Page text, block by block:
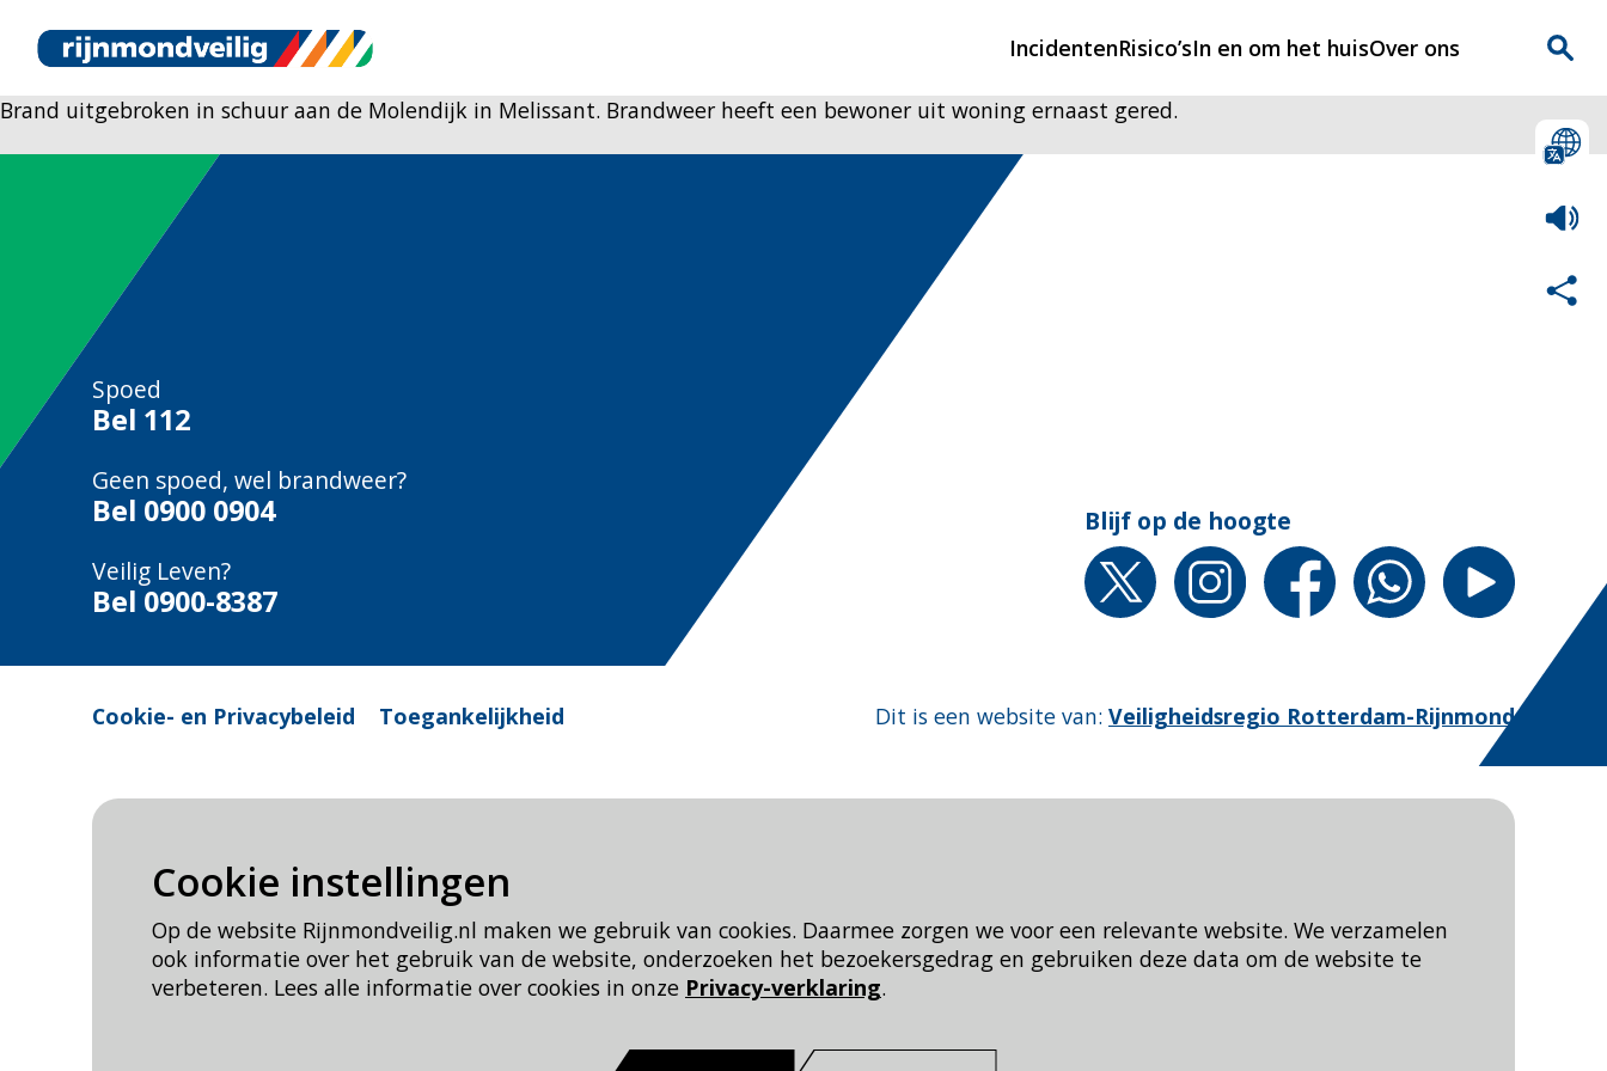
Cookie instellingen
Op de website Rijnmondveilig.nl maken we gebruik van cookies. Daarmee zorgen we voor een relevante website. We verzamelen
ook informatie over het gebruik van de website, onderzoeken het bezoekersgedrag en gebruiken deze data om de website te
verbeteren. Lees alle informatie over cookies in onze Privacy-verklaring.
Incidenten
Hulpdiensten nodig?
CIN-meldingen
Risico’sIn en om het huisOver ons
Brand uitgebroken in schuur aan de Molendijk in Melissant. Brandweer heeft een bewoner uit woning ernaast gered.
Spoed
Bel 112
Geen spoed, wel brandweer?
Bel 0900 0904
Veilig Leven?
Bel 0900-8387
Blijf op de hoogte
Cookie- en Privacybeleid Toegankelijkheid Dit is een website van: Veiligheidsregio Rotterdam-Rijnmond